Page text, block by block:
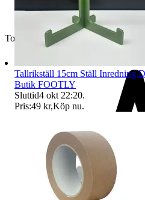
Toppsäljare
Tallrikställ 15cm Ställ Inredning
Butik FOOTLY
Sluttid4 okt 22:20.
Pris:49 kr,Köp nu.